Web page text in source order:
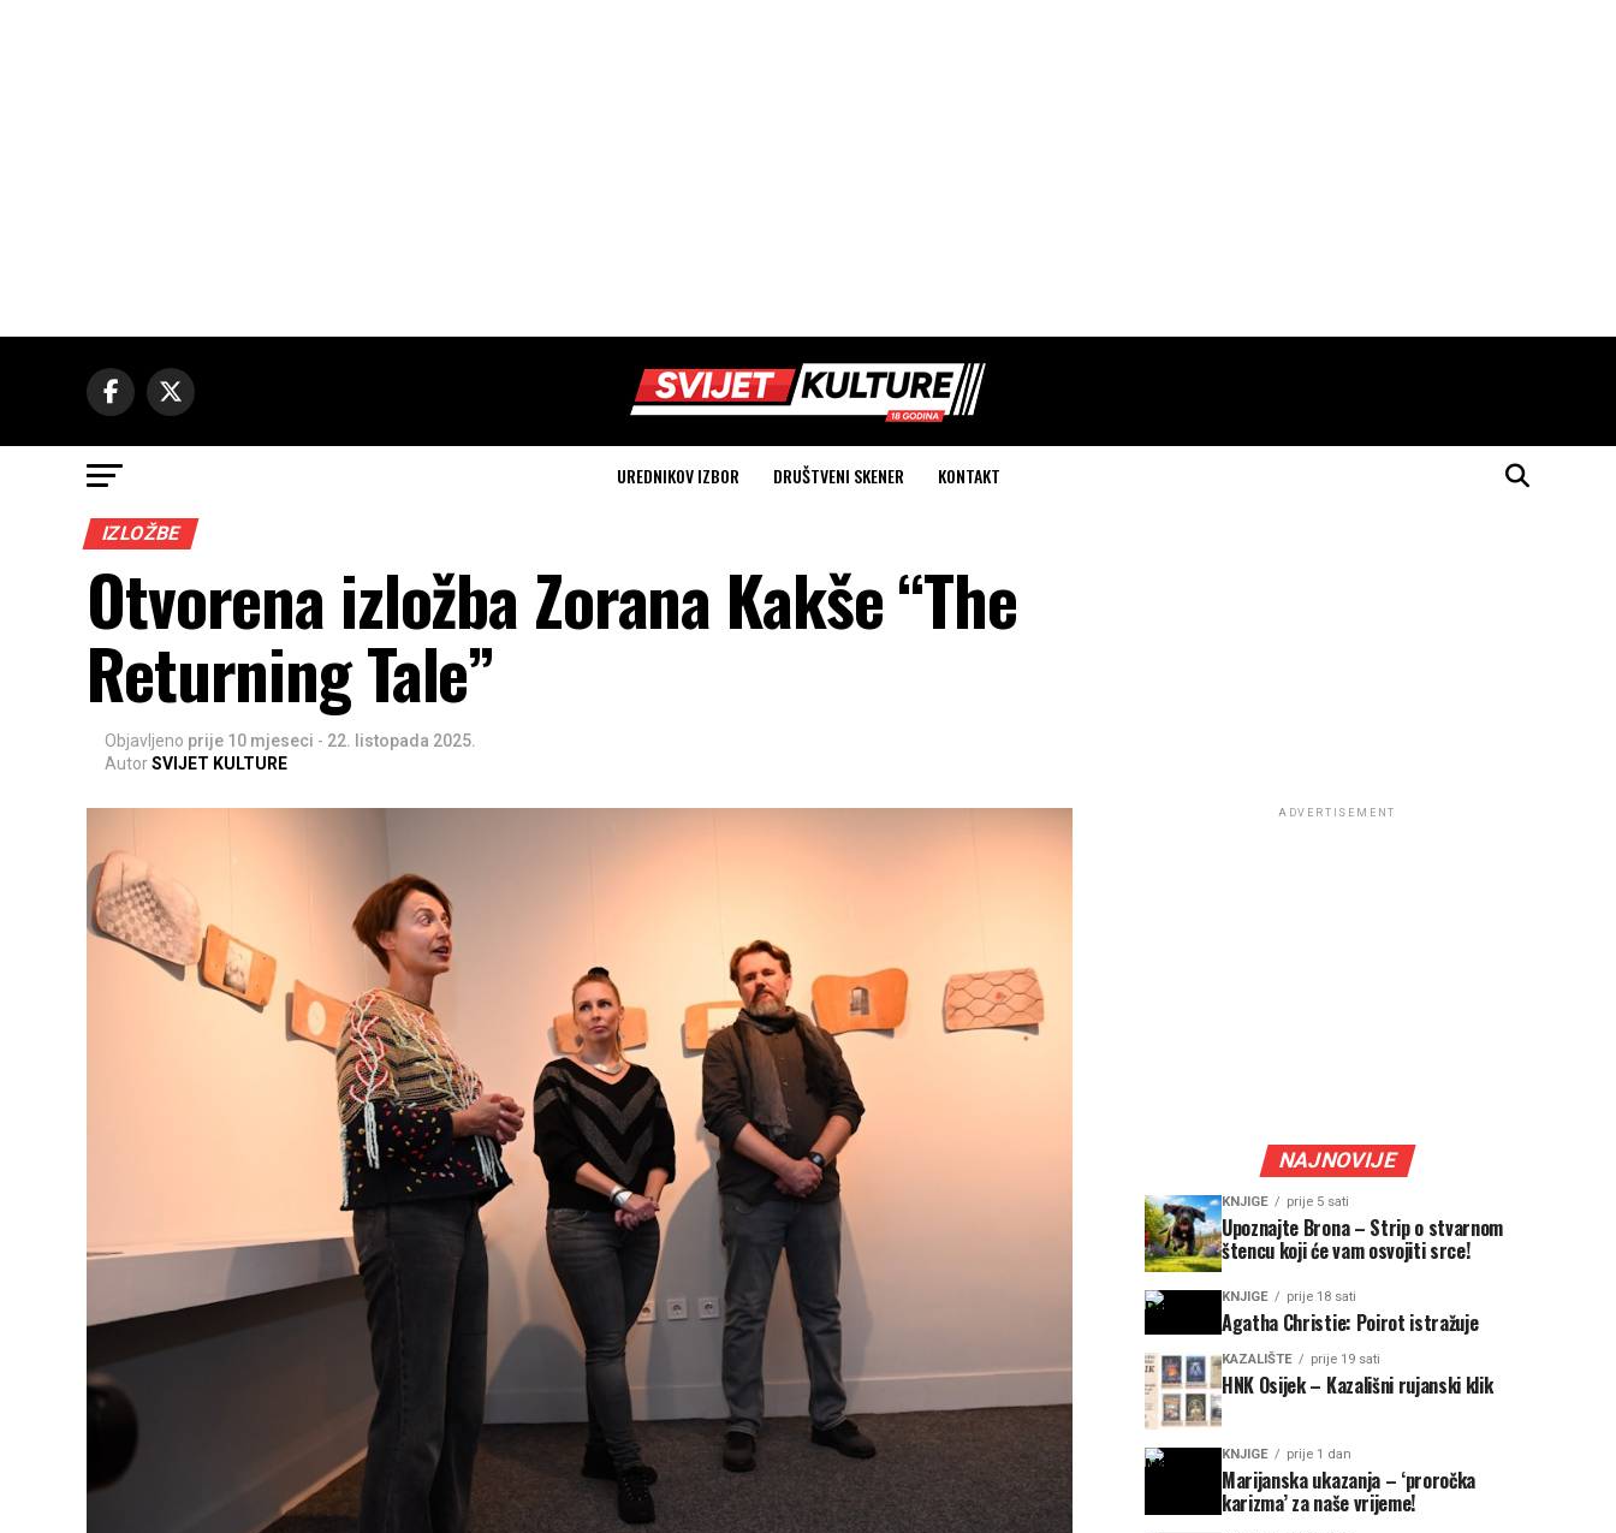
UREDNIKOV IZBOR DRUŠTVENI SKENER KONTAKT
IZLOŽBE
Otvorena izložba Zorana Kakše “The
Returning Tale”
Objavljeno prije 10 mjeseci - 22. listopada 2025.
AutorSVIJET KULTURE
ADVERTISEMENT
NAJNOVIJE
KNJIGE prije 5 sati
Upoznajte Brona – Strip o stvarnom
štencu koji će vam osvojiti srce!
KNJIGE prije 18 sati
Agatha Christie: Poirot istražuje
KAZALIŠTE prije 19 sati
HNK Osijek – Kazališni rujanski klik
KNJIGE prije 1 dan
Marijanska ukazanja – ‘proročka
karizma’ za naše vrijeme!